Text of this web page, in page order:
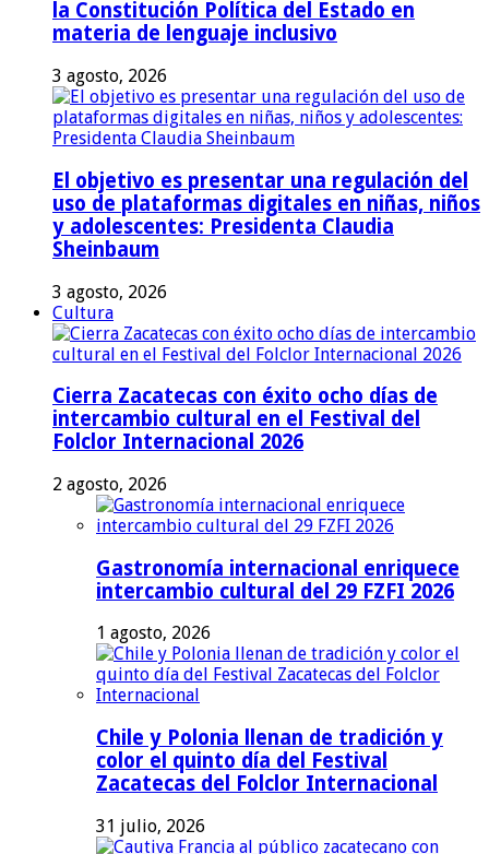
la Constitución Política del Estado en
materia de lenguaje inclusivo
3 agosto, 2026
El objetivo es presentar una regulación del
uso de plataformas digitales en niñas, niños
y adolescentes: Presidenta Claudia
Sheinbaum
3 agosto, 2026
Cultura
Cierra Zacatecas con éxito ocho días de
intercambio cultural en el Festival del
Folclor Internacional 2026
2 agosto, 2026
Gastronomía internacional enriquece
intercambio cultural del 29 FZFI 2026
1 agosto, 2026
Chile y Polonia llenan de tradición y
color el quinto día del Festival
Zacatecas del Folclor Internacional
31 julio, 2026